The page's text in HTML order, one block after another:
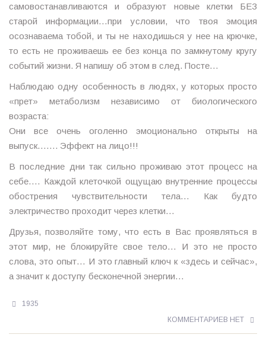
самовостанавливаются и образуют новые клетки БЕЗ
старой информации…при условии, что твоя эмоция
осознаваема тобой, и ты не находишься у нее на крючке,
то есть не проживаешь ее без конца по замкнутому кругу
событий жизни. Я напишу об этом в след. Посте…
Наблюдаю одну особенность в людях, у которых просто
«прет» метаболизм независимо от биологического
возраста:
Они все очень оголенно эмоционально открыты на
выпуск……. Эффект на лицо!!!
В последние дни так сильно проживаю этот процесс на
себе…. Каждой клеточкой ощущаю внутренние процессы
обострения чувствительности тела… Как будто
электричество проходит через клетки…
Друзья, позволяйте тому, что есть в Вас проявляться в
этот мир, не блокируйте свое тело… И это не просто
слова, это опыт… И это главный ключ к «здесь и сейчас»,
а значит к доступу бесконечной энергии…
1935
КОММЕНТАРИЕВ НЕТ